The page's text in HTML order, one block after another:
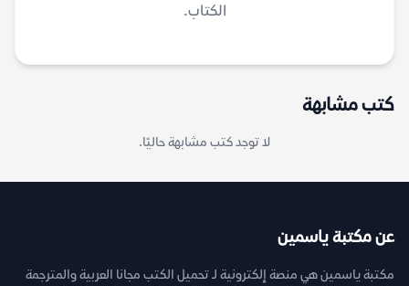
الكتاب.
كتب مشابهة
لا توجد كتب مشابهة حاليًا.
عن مكتبة ياسمين
مكتبة ياسمين هي منصة إلكترونية لـ تحميل الكتب مجانا العربية والمترجمة